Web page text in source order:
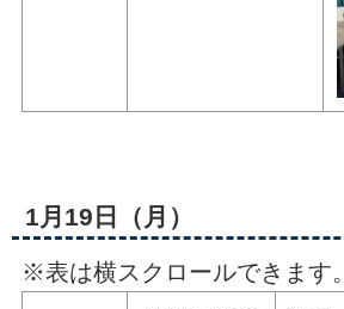
1月19日（月）
※表は横スクロールできます。